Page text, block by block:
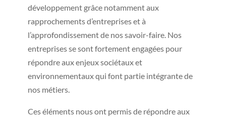
développement grâce notamment aux
rapprochements d’entreprises et à
l’approfondissement de nos savoir-faire. Nos
entreprises se sont fortement engagées pour
répondre aux enjeux sociétaux et
environnementaux qui font partie intégrante de
nos métiers.
Ces éléments nous ont permis de répondre aux